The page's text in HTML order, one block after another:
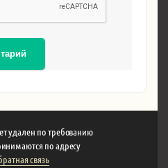
удален по требованию
по адресу
связь